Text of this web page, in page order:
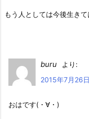
もう人としては今後生き
buru
より:
2015年7月26
おはです(・∀・)